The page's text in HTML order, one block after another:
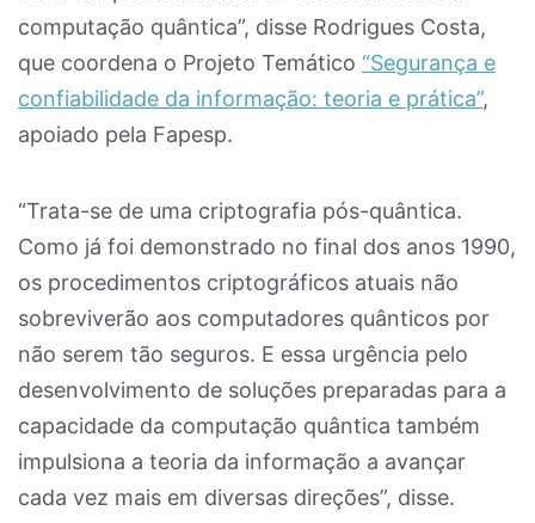
computação quântica”, disse Rodrigues Costa,
que coordena o Projeto Temático “Segurança e
confiabilidade da informação: teoria e prática”,
apoiado pela Fapesp.
“Trata-se de uma criptografia pós-quântica.
Como já foi demonstrado no final dos anos 1990,
os procedimentos criptográficos atuais não
sobreviverão aos computadores quânticos por
não serem tão seguros. E essa urgência pelo
desenvolvimento de soluções preparadas para a
capacidade da computação quântica também
impulsiona a teoria da informação a avançar
cada vez mais em diversas direções”, disse.